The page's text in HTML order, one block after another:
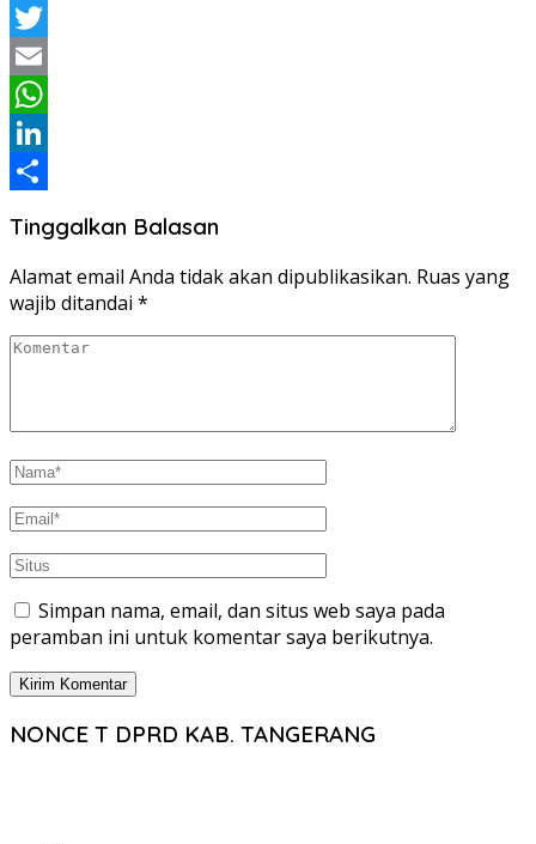
Facebook
Twitter
Email
WhatsApp
LinkedIn
Tinggalkan Balasan
Alamat email Anda tidak akan dipublikasikan. Ruas yang
wajib ditandai *
Simpan nama, email, dan situs web saya pada
peramban ini untuk komentar saya berikutnya.
NONCE T DPRD KAB. TANGERANG